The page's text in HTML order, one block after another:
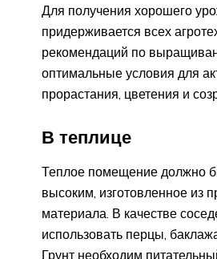
Для получения хорошего
придерживается всех
рекомендаций по
оптимальные условия для
прорастания, цветения и
В теплице
Теплое помещение должно
высоким, изготовленное из
материала. В качестве
использовать перцы,
Грунт необходим